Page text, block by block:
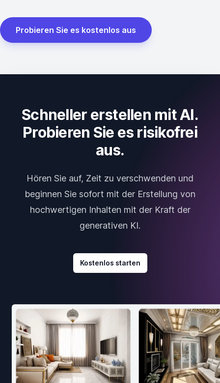
Probieren Sie es kostenlos aus
Schneller erstellen mit AI.
Probieren Sie es risikofrei
aus.
Hören Sie auf, Zeit zu verschwenden und
beginnen Sie sofort mit der Erstellung von
hochwertigen Inhalten mit der Kraft der
generativen KI.
Kostenlos starten